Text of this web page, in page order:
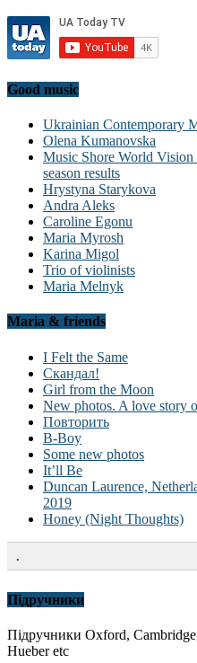
Good music
Ukrainian Contemporary
Olena Kumanovska
Music Shore World
season results
Hrystyna Starykova
Andra Aleks
Caroline Egonu
Maria Myrosh
Karina Migol
Trio of violinists
Maria Melnyk
Maria & friends
I Felt the Same
Скандал!
Girl from the Moon
New photos. A love story
Повторить
B-Boy
Some new photos
It’ll Be
Duncan Laurence,
2019
Honey (Night Thoughts)
.
Підручники
Підручники Oxford,
Hueber etc